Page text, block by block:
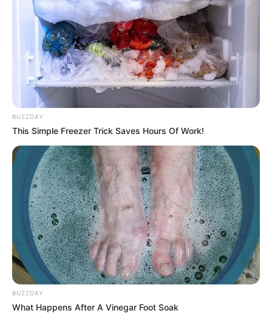
BUZZDAY
This Simple Freezer Trick Saves Hours Of Work!
BUZZDAY
What Happens After A Vinegar Foot Soak